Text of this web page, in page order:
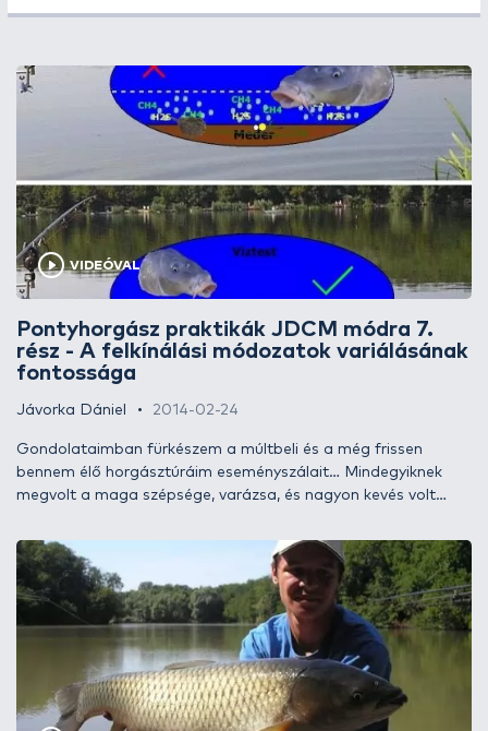
VIDEÓVAL
Pontyhorgász praktikák JDCM módra 7.
rész - A felkínálási módozatok variálásának
fontossága
Jávorka Dániel 2014-02-24
Gondolataimban fürkészem a múltbeli és a még frissen
bennem élő horgásztúráim eseményszálait… Mindegyiknek
megvolt a maga szépsége, varázsa, és nagyon kevés volt
tapasztalatokat begyűjtenem. Szeretem a kihívásokat, ezért
igyekszem a lehetőségekhez képest minél több helyen
próbára tenni tudásom. Olykor - természetesen - megesik az
is, hogy az ember visszatér a már számára bevált,
szimpatikus horgászvizekre, hogy újabb élményekkel
gazdagodjon. Azonban a forgatókönyv ekkor nem minden
esetben igazodik a bevált metódusokhoz. Cikksorozatom
legújabb epizódjában egy tavaly júliusi és a 2012
szeptemberében lebonyolított széki-tavi túrák tapasztalatait